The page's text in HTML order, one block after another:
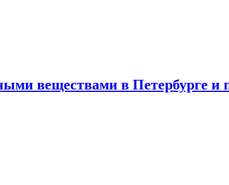
веществами в Петербурге